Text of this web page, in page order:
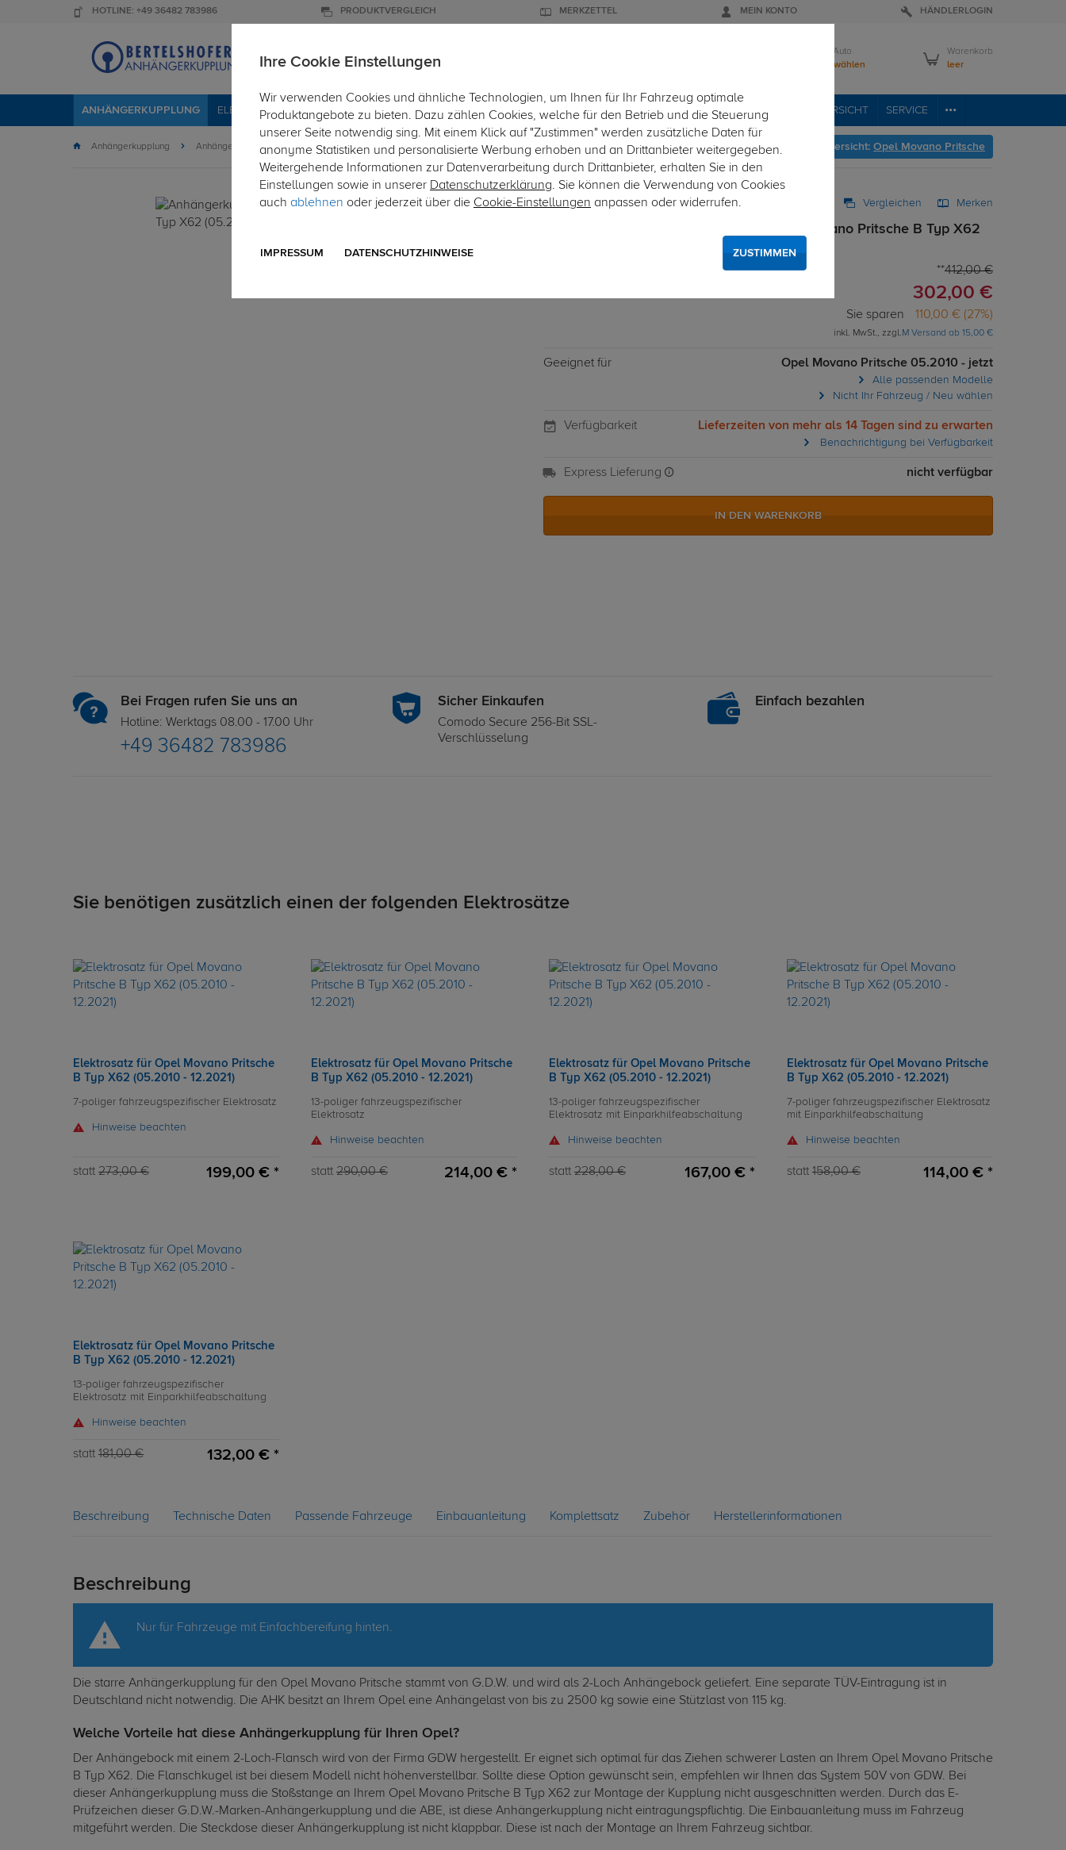
HOTLINE: +49 36482 783986 PRODUKTVERGLEICH MERKZETTEL MEIN KONTO HÄNDLERLOGIN
Mein Auto
Bitte wählen
Warenkorb
leer
ANHÄNGERKUPPLUNG ELEKTROSÄTZE DACHTRÄGER DACHBOXEN FAHRRADTRÄGER ZUBEHÖR EINBAUSERVICE FAHRZEUGÜBERSICHT SERVICE
Anhängerkupplung Anhängerkupplung starr Hier geht's zur Fahrzeugübersicht: Opel Movano Pritsche
Art.-Nr. sG.34-2 Vergleichen Merken
G.D.W. Anhängerkupplung starr für Opel Movano Pritsche B Typ X62
412,00 €
302,00 €
Sie sparen 110,00 € (27%)
inkl. MwSt., zzgl.M Versand ab 15,00 €
Geeignet für Opel Movano Pritsche 05.2010 - jetzt
Alle passenden Modelle
Nicht Ihr Fahrzeug / Neu wählen
Verfügbarkeit Lieferzeiten von mehr als 14 Tagen sind zu erwarten
Benachrichtigung bei Verfügbarkeit
Express Lieferung nicht verfügbar
IN DEN WARENKORB
Bei Fragen rufen Sie uns an
Hotline: Werktags 08.00 - 17.00 Uhr
+49 36482 783986
Sicher Einkaufen
Comodo Secure 256-Bit SSL-
Verschlüsselung
Einfach bezahlen
Sie benötigen zusätzlich einen der folgenden Elektrosätze
Elektrosatz für Opel Movano Pritsche
B Typ X62 (05.2010 - 12.2021)
7-poliger fahrzeugspezifischer Elektrosatz
Hinweise beachten
statt 273,00 € 199,00 € *
Elektrosatz für Opel Movano Pritsche
B Typ X62 (05.2010 - 12.2021)
13-poliger fahrzeugspezifischer
Elektrosatz
Hinweise beachten
statt 290,00 € 214,00 € *
Elektrosatz für Opel Movano Pritsche
B Typ X62 (05.2010 - 12.2021)
13-poliger fahrzeugspezifischer
Elektrosatz mit Einparkhilfeabschaltung
Hinweise beachten
statt 228,00 € 167,00 € *
Elektrosatz für Opel Movano Pritsche
B Typ X62 (05.2010 - 12.2021)
7-poliger fahrzeugspezifischer Elektrosatz
mit Einparkhilfeabschaltung
Hinweise beachten
statt 158,00 € 114,00 € *
Elektrosatz für Opel Movano Pritsche
B Typ X62 (05.2010 - 12.2021)
13-poliger fahrzeugspezifischer
Elektrosatz mit Einparkhilfeabschaltung
Hinweise beachten
statt 181,00 € 132,00 € *
Beschreibung Technische Daten Passende Fahrzeuge Einbauanleitung Komplettsatz Zubehör Herstellerinformationen
Beschreibung
Nur für Fahrzeuge mit Einfachbereifung hinten.
Die starre Anhängerkupplung für den Opel Movano Pritsche stammt von G.D.W. und wird als 2-Loch Anhängebock geliefert. Eine separate TÜV-Eintragung ist in
Deutschland nicht notwendig. Die AHK besitzt an Ihrem Opel eine Anhängelast von bis zu 2500 kg sowie eine Stützlast von 115 kg.
Welche Vorteile hat diese Anhängerkupplung für Ihren Opel?
Der Anhängebock mit einem 2-Loch-Flansch wird von der Firma GDW hergestellt. Er eignet sich optimal für das Ziehen schwerer Lasten an Ihrem Opel Movano Pritsche
B Typ X62. Die Flanschkugel ist bei diesem Modell nicht höhenverstellbar. Sollte diese Option gewünscht sein, empfehlen wir Ihnen das System 50V von GDW. Bei
dieser Anhängerkupplung muss die Stoßstange an Ihrem Opel Movano Pritsche B Typ X62 zur Montage der Kupplung nicht ausgeschnitten werden. Durch das E-
Prüfzeichen dieser G.D.W.-Marken-Anhängerkupplung und die ABE, ist diese Anhängerkupplung nicht eintragungspflichtig. Die Einbauanleitung muss im Fahrzeug
mitgeführt werden. Die Steckdose dieser Anhängerkupplung ist nicht klappbar. Diese ist nach der Montage an Ihrem Fahrzeug sichtbar.
Ihre Cookie Einstellungen
Wir verwenden Cookies und ähnliche Technologien, um Ihnen für Ihr Fahrzeug optimale
Produktangebote zu bieten. Dazu zählen Cookies, welche für den Betrieb und die Steuerung
unserer Seite notwendig sing. Mit einem Klick auf "Zustimmen" werden zusätzliche Daten für
anonyme Statistiken und personalisierte Werbung erhoben und an Drittanbieter weitergegeben.
Weitergehende Informationen zur Datenverarbeitung durch Drittanbieter, erhalten Sie in den
Einstellungen sowie in unserer Datenschutzerklärung. Sie können die Verwendung von Cookies
auch ablehnen oder jederzeit über die Cookie-Einstellungen anpassen oder widerrufen.
IMPRESSUM DATENSCHUTZHINWEISE ZUSTIMMEN